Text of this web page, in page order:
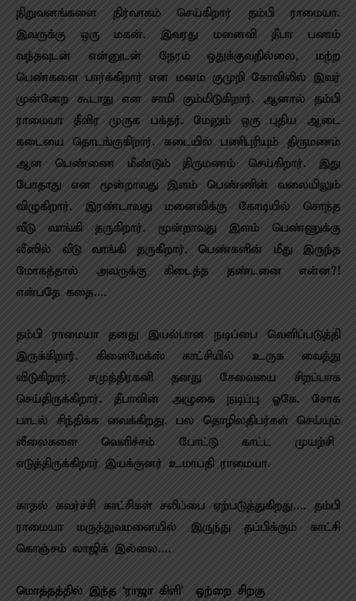
நிறுவனங்களை நிர்வாகம் செய்கிறார் தம்பி ராமையா.
இவருக்கு ஒரு மகன். இவரது மனைவி தீபா பணம்
வந்தவுடன் என்னுடன் நேரம் ஒதுக்குவதில்லை, மற்ற
பெண்களை பார்க்கிறார் என மனம் குமுறி கோவிலில் இவர்
முன்னேற கூடாது என சாமி கும்மிடுகிறார். ஆனால் தம்பி
ராமையா தீவிர முருக பக்தர். மேலும் ஒரு புதிய ஆடை
கடையை தொடங்குகிறார். கடையில் பணிபுரியும் திருமணம்
ஆன பெண்ணை மீண்டும் திருமணம் செய்கிறார். இது
போதாது என மூன்றாவது இளம் பெண்ணின் வலையிலும்
விழுகிறார். இரண்டாவது மனைவிக்கு கோடியில் சொந்த
வீடு வாங்கி தருகிறார். மூன்றாவது இளம் பெண்ணுக்கு
லீஸில் வீடு வாங்கி தருகிறார். பெண்களின் மீது இருந்த
மோகத்தால் அவருக்கு கிடைத்த தண்டனை என்ன?!
என்பதே கதை….
தம்பி ராமையா தனது இயல்பான நடிப்பை வெளிப்படுத்தி
இருக்கிறார். கிளைமேக்ஸ் காட்சியில் உருக வைத்து
விடுகிறார். சமுத்திரகனி தனது சேவையை சிறப்பாக
செய்திருக்கிறார். தீபாவின் அழுகை நடிப்பு ஓகே. சோக
பாடல் சிந்திக்க வைக்கிறது. பல தொழிலதிபர்கள் செய்யும்
லீலைகளை வெளிச்சம் போட்டு காட்ட முயற்சி
எடுத்திருக்கிறார் இயக்குனர் உமாபதி ராமையா.
காதல் கவர்ச்சி காட்சிகள் சலிப்பை ஏற்படுத்துகிறது…. தம்பி
ராமையா மருத்துவமனையில் இருந்து தப்பிக்கும் காட்சி
கொஞ்சம் லாஜிக் இல்லை….
மொத்தத்தில் இந்த ‘ராஜா கிளி’ – ஒற்றை சிறகு